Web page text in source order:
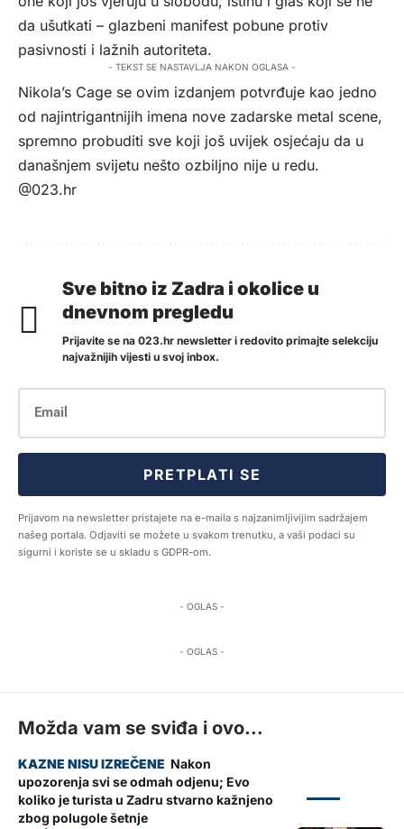
da ušutkati – glazbeni manifest pobune protiv
pasivnosti i lažnih autoriteta.
- TEKST SE NASTAVLJA NAKON OGLASA -
Nikola’s Cage se ovim izdanjem potvrđuje kao jedno
od najintrigantnijih imena nove zadarske metal scene,
spremno probuditi sve koji još uvijek osjećaju da u
današnjem svijetu nešto ozbiljno nije u redu.
@023.hr
Sve bitno iz Zadra i okolice u
dnevnom pregledu
Prijavite se na 023.hr newsletter i redovito primajte selekciju
najvažnijih vijesti u svoj inbox.
PRETPLATI SE
Prijavom na newsletter pristajete na e-maila s najzanimljivijim sadržajem
našeg portala. Odjaviti se možete u svakom trenutku, a vaši podaci su
sigurni i koriste se u skladu s GDPR-om.
- OGLAS -
- OGLAS -
Možda vam se sviđa i ovo...
Nakon
upozorenja svi se odmah odjenu; Evo
koliko je turista u Zadru stvarno kažnjeno
zbog polugole šetnje